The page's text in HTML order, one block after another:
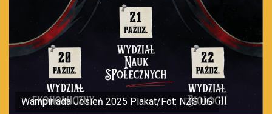
Wampiriada Jesień 2025 Plakat/Fot: NZS UG